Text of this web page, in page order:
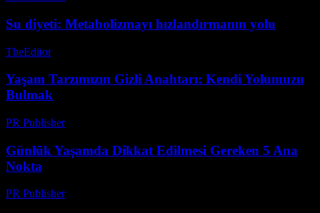
Su diyeti: Metabolizmayı hızlandırmanın yolu
TheEditor-
Yaşam Tarzımızın Gizli Anahtarı: Kendi Yolumuzu
Bulmak
PR Publisher-
Günlük Yaşamda Dikkat Edilmesi Gereken 5 Ana
Nokta
PR Publisher-